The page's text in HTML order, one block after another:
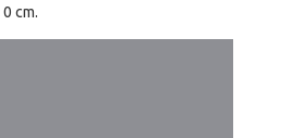
0 cm.